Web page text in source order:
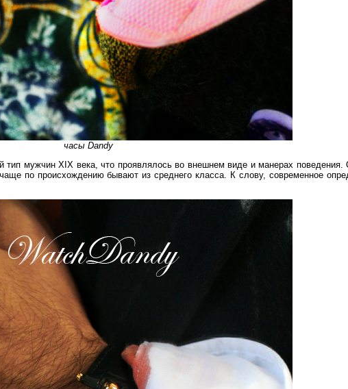
часы Dandy
тип мужчин XIX века, что проявлялось во внешнем виде и манерах поведения.
по происхождению бывают из среднего класса. К слову, современное